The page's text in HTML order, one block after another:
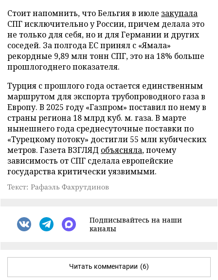
Стоит напомнить, что Бельгия в июле закупала
СПГ исключительно у России, причем делала это
не только для себя, но и для Германии и других
соседей. За полгода ЕС принял с «Ямала»
рекордные 9,89 млн тонн СПГ, это на 18% больше
прошлогоднего показателя.
Турция с прошлого года остается единственным
маршрутом для экспорта трубопроводного газа в
Европу. В 2025 году «Газпром» поставил по нему в
страны региона 18 млрд куб. м. газа. В марте
нынешнего года среднесуточные поставки по
«Турецкому потоку» достигли 55 млн кубических
метров. Газета ВЗГЛЯД объясняла, почему
зависимость от СПГ сделала европейские
государства критически уязвимыми.
Текст: Рафаэль Фахрутдинов
Подписывайтесь на наши
каналы
Читать комментарии (6)